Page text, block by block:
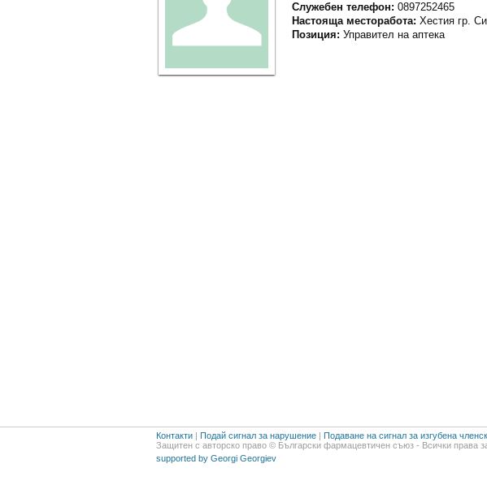
Служебен телефон: 0897252465
Настояща месторабота: Хестия гр.
Позиция: Управител на аптека
Контакти | Подай сигнал за нарушение | Подаване на сигнал за изгубена
Защитен с авторско право © Български фармацевтичен съюз - Всички права
supported by Georgi Georgiev